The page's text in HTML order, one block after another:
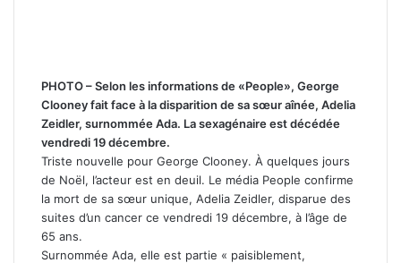
PHOTO – Selon les informations de «People», George
Clooney fait face à la disparition de sa sœur aînée, Adelia
Zeidler, surnommée Ada. La sexagénaire est décédée
vendredi 19 décembre.
Triste nouvelle pour George Clooney. À quelques jours
de Noël, l’acteur est en deuil. Le média People confirme
la mort de sa sœur unique, Adelia Zeidler, disparue des
suites d’un cancer ce vendredi 19 décembre, à l’âge de
65 ans.
Surnommée Ada, elle est partie « paisiblement,